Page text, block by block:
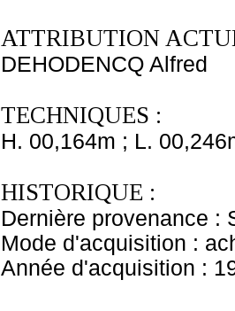
ATTRIBUTION
DEHODENCQ Alfred
TECHNIQUES :
H. 00,164m ; L.
HISTORIQUE :
Dernière provenance :
Mode d'acquisition :
Année d'acquisition :